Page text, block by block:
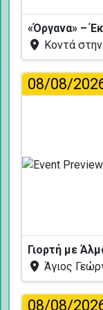
«Όργανα» –
Κοντά
08/08/
Γιορτή με
Άγιος
08/08/